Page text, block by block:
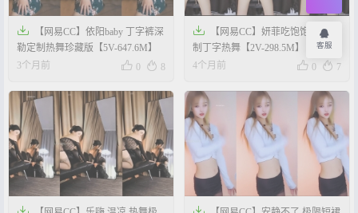

【网易CC】依阳baby 丁字裤深
勒定制热舞珍藏版【5V-647.6M】
3个月前
 0  8

【网易CC】妍菲吃饱饱 御姐定
制丁字热舞【2V-298.5M】
4个月前
 0  7
 
客服